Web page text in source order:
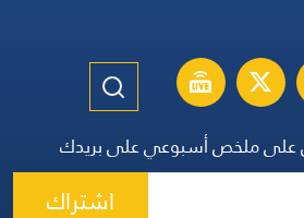
على ملخص أسبوعي على بريدك
اشتراك